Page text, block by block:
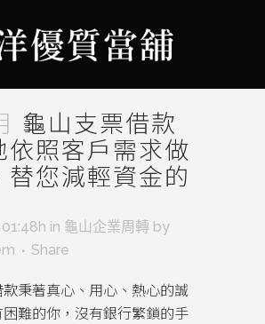
龜山支票借款
依照客戶需求做
替您減輕資金的
in 龜山企業周轉 by
Share
秉著真心、用心、熱心的誠
難的你，沒有銀行繁鎖的手